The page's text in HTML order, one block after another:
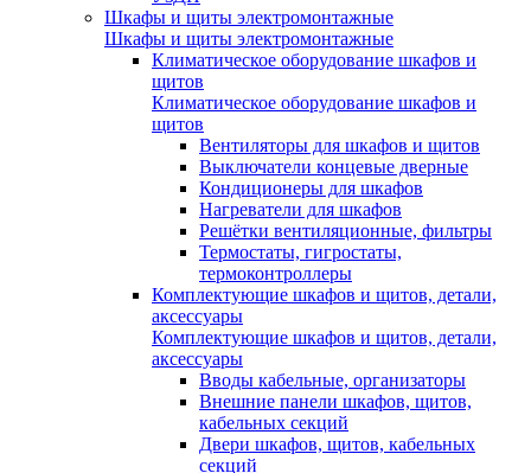
Шкафы и щиты электромонтажные
Шкафы и щиты электромонтажные
Климатическое оборудование шкафов и
щитов
Климатическое оборудование шкафов и
щитов
Вентиляторы для шкафов и щитов
Выключатели концевые дверные
Кондиционеры для шкафов
Нагреватели для шкафов
Решётки вентиляционные, фильтры
Термостаты, гигростаты,
термоконтроллеры
Комплектующие шкафов и щитов, детали,
аксессуары
Комплектующие шкафов и щитов, детали,
аксессуары
Вводы кабельные, организаторы
Внешние панели шкафов, щитов,
кабельных секций
Двери шкафов, щитов, кабельных
секций